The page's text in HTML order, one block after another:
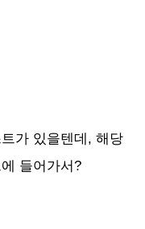
가 있을텐데, 해당
들어가서?